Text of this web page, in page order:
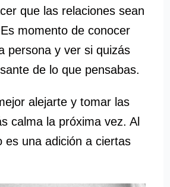
que las relaciones sean
momento de conocer
persona y ver si quizás
de lo que pensabas.
alejarte y tomar las
calma la próxima vez. Al
es una adición a ciertas